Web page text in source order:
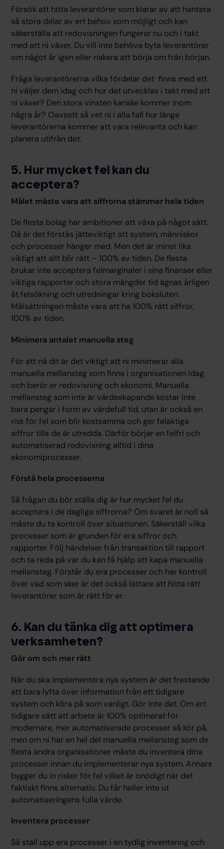
Försök att hitta leverantörer som klarar av att hantera
så stora delar av ert behov som möjligt och kan
säkerställa att redovisningen fungerar nu och i takt
med att ni växer. Du vill inte behöva byta leverantörer
om något år igen eller riskera att börja om från början.
Fråga leverantörerna vilka fördelar det finns med att
ni väljer dem idag och hur det utvecklas i takt med att
ni växer? Den stora vinsten kanske kommer inom
några år? Oavsett så vet ni i alla fall hur länge
leverantörerna kommer att vara relevanta och kan
planera utifrån det.
5. Hur mycket fel kan du
acceptera?
Målet måste vara att siffrorna stämmer hela tiden
De flesta bolag har ambitioner att växa på något sätt.
Då är det förstås jätteviktigt att system, människor
och processer hänger med. Men det är minst lika
viktigt att allt blir rätt – 100% av tiden. De flesta
brukar inte acceptera felmarginaler i sina finanser eller
viktiga rapporter och stora mängder tid ägnas årligen
åt felsökning och utredningar kring boksluten.
Målsättningen måste vara att ha 100% rätt siffror,
100% av tiden.
Minimera antalet manuella steg
För att nå dit är det viktigt att ni minimerar alla
manuella mellansteg som finns i organisationen idag
och berör er redovisning och ekonomi. Manuella
mellansteg som inte är värdeskapande kostar inte
bara pengar i form av värdefull tid, utan är också en
risk för fel som blir kostsamma och ger felaktiga
siffror tills de är utredda. Därför börjar en felfri och
automatiserad redovisning alltid i dina
ekonomiprocesser.
Förstå hela processerna
Så frågan du bör ställa dig är hur mycket fel du
acceptera i de dagliga siffrorna? Om svaret är noll så
måste du ta kontroll över situationen. Säkerställ vilka
processer som är grunden för era siffror och
rapporter. Följ händelser från transaktion till rapport
och ta reda på var du kan få hjälp att kapa manuella
mellansteg. Förstår du era processer och har kontroll
över vad som sker är det också lättare att hitta rätt
leverantörer som är rätt för er.
6. Kan du tänka dig att optimera
verksamheten?
Gör om och mer rätt
När du ska implementera nya system är det frestande
att bara lyfta över information från ett tidigare
system och köra på som vanligt. Gör inte det. Om ert
tidigare sätt att arbete är 100% optimerat för
modernare, mer automatiserade processer så kör på,
men om ni har en hel del manuella mellansteg som de
flesta andra organisationer måste du inventera dina
processer innan du implementerar nya system. Annars
bygger du in risker för fel vilket är onödigt när det
faktiskt finns alternativ. Du får heller inte ut
automatiseringens fulla värde.
Inventera processer
Så ställ upp era processer i en tydlig inventering och